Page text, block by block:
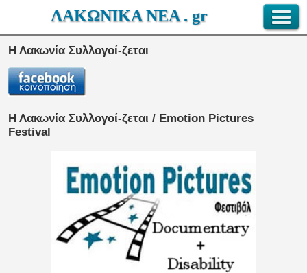
ΛΑΚΩΝΙΚΑ ΝΕΑ . gr
Η Λακωνία Συλλογοί-ζεται
Η Λακωνία Συλλογοί-ζεται / Emotion Pictures
Festival